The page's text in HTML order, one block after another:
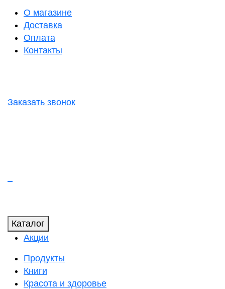
О магазине
Доставка
Оплата
Контакты
Заказать звонок
Каталог
Акции
Продукты
Книги
Красота и здоровье